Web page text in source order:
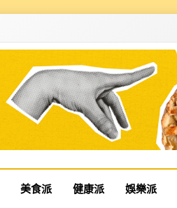
美食派 健康派 娛樂派